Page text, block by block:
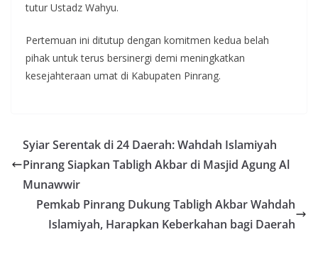
tutur Ustadz Wahyu.
Pertemuan ini ditutup dengan komitmen kedua belah
pihak untuk terus bersinergi demi meningkatkan
kesejahteraan umat di Kabupaten Pinrang.
Syiar Serentak di 24 Daerah: Wahdah Islamiyah
Pinrang Siapkan Tabligh Akbar di Masjid Agung Al
Munawwir
Pemkab Pinrang Dukung Tabligh Akbar Wahdah
Islamiyah, Harapkan Keberkahan bagi Daerah